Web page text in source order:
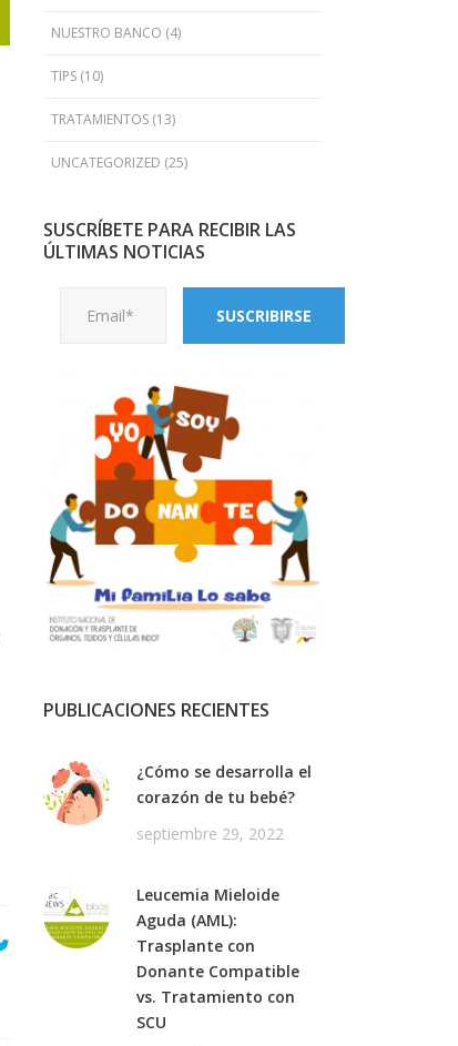
NUESTRO BANCO (4)
TIPS(10)
TRATAMIENTOS(13)
UNCATEGORIZED (25)
SUSCRÍBETE PARA RECIBIR LAS
ÚLTIMAS NOTICIAS
PUBLICACIONES RECIENTES
¿Cómo se desarrolla el
corazón de tu bebé?
septiembre 29, 2022
Leucemia Mieloide
Aguda (AML):
Trasplante con
Donante Compatible
vs. Tratamiento con
SCU